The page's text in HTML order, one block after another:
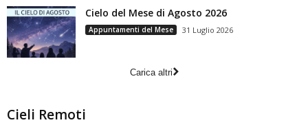
Cielo del Mese di Agosto 2026
Appuntamenti del Mese 31 Luglio 2026
Carica altri
Cieli Remoti